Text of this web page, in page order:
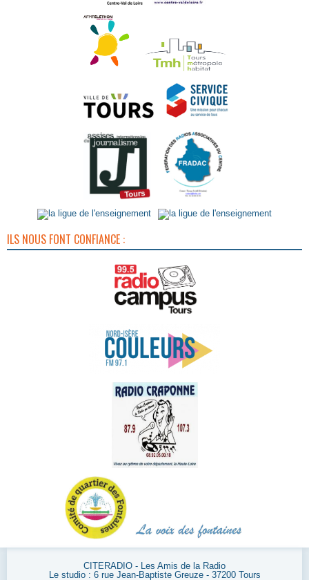
ILS NOUS FONT CONFIANCE :
CITERADIO - Les Amis de la Radio
Le studio : 6 rue Jean-Baptiste Greuze - 37200 Tours